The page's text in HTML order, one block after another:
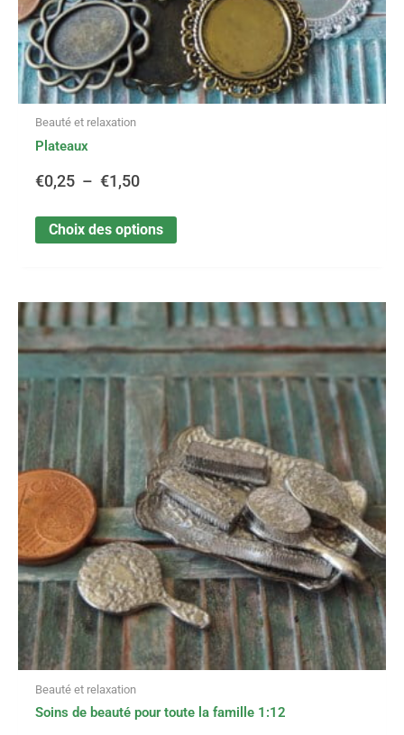
Beauté et relaxation
Plateaux
€0,25 – €1,50
Choix des options
du
produit
Beauté et relaxation
Soins de beauté pour toute la famille 1:12
Plage
prix :
€1,50
à
€13,99
produit
a
plusieurs
variations.
options
peuvent
être
choisies
sur
la
page
du
produit